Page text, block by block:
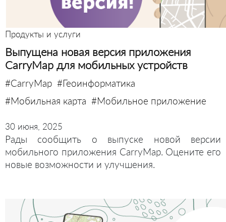
Продукты и услуги
Выпущена новая версия приложения
CarryMap для мобильных устройств
#CarryMap #Геоинформатика
#Мобильная карта #Мобильное приложение
30 июня, 2025
Рады сообщить о выпуске новой версии
мобильного приложения CarryMap. Оцените его
новые возможности и улучшения.